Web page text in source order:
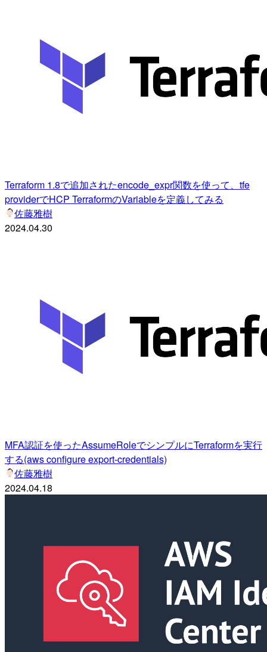
Terraform 1.8で追加されたencode_expr関数を使って、tfe
providerでHCP TerraformのVariableを定義してみる
佐藤雅樹
2024.04.30
MFA認証を使ったAssumeRoleでシンプルにTerraformを実行
する(aws configure export-credentials)
佐藤雅樹
2024.04.18